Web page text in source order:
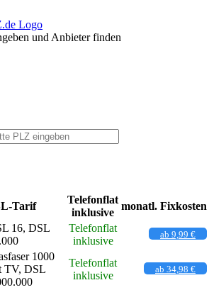
und Anbieter finden
Tarif
Telefonflat
inklusive
monatl. Fixkosten
16, DSL
Telefonflat
inklusive
ab 9,99 €
1000
TV, DSL
Telefonflat
inklusive
ab 34,98 €